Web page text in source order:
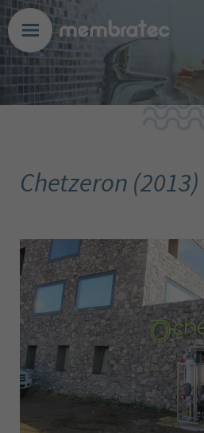
Chetzeron (2013)